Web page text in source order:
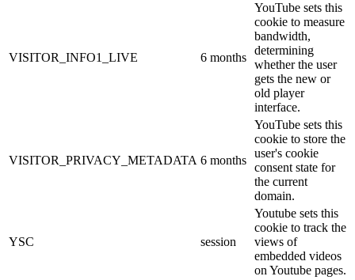
VISITOR_INFO1_LIVE 6 months
YouTube sets this
cookie to measure
bandwidth,
determining
whether the user
gets the new or
old player
interface.
VISITOR_PRIVACY_METADATA 6 months
YouTube sets this
cookie to store the
user's cookie
consent state for
the current
domain.
YSC session
Youtube sets this
cookie to track the
views of
embedded videos
on Youtube pages.